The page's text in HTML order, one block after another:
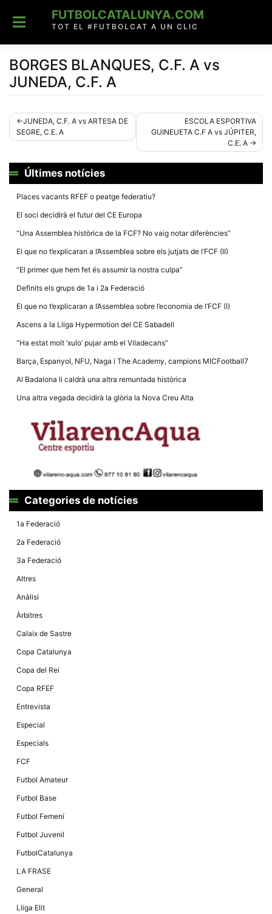
content
FUTBOLCATALUNYA.COM
TOT EL #FUTBOLCAT A UN CLIC
BORGES BLANQUES, C.F. A vs
JUNEDA, C.F. A
Navegació
d'entrades
JUNEDA, C.F. A vs ARTESA DE
SEGRE, C.E. A
ESCOLA ESPORTIVA
GUINEUETA C.F A vs JÚPITER,
C.E. A
Últimes notícies
Places vacants RFEF o peatge federatiu?
El soci decidirà el futur del CE Europa
“Una Assemblea històrica de la FCF? No vaig notar diferències”
El que no t’explicaran a l’Assemblea sobre els jutjats de l’FCF (II)
“El primer que hem fet és assumir la nostra culpa”
Definits els grups de 1a i 2a Federació
El que no t’explicaran a l’Assemblea sobre l’economia de l’FCF (I)
Ascens a la Lliga Hypermotion del CE Sabadell
“Ha estat molt ‘xulo’ pujar amb el Viladecans”
Barça, Espanyol, NFU, Naga i The Academy, campions MICFootball7
Al Badalona li caldrà una altra remuntada històrica
Una altra vegada decidirà la glòria la Nova Creu Alta
Categories de notícies
1a Federació
2a Federació
3a Federació
Altres
Anàlisi
Àrbitres
Calaix de Sastre
Copa Catalunya
Copa del Rei
Copa RFEF
Entrevista
Especial
Especials
FCF
Futbol Amateur
Futbol Base
Futbol Femení
Futbol Juvenil
FutbolCatalunya
LA FRASE
General
Lliga Elit
Necessàries
cookies no
opcionals,
necessàries
tècnic de la
web.
Estadístiques
de manera